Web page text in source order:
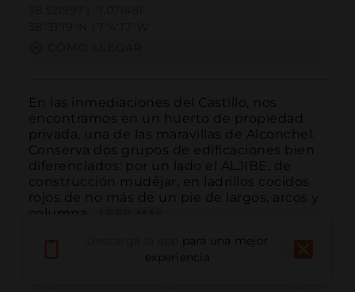
En las inmediaciones del Castillo, nos
encontramos en un huerto de propiedad
privada, una de las maravillas de Alconchel.
Conserva dos grupos de edificaciones bien
diferenciados: por un lado el ALJIBE, de
construcción mudéjar, en ladrillos cocidos
rojos de no más de un pie de largos, arcos y
columna...
para una mejor
experiencia